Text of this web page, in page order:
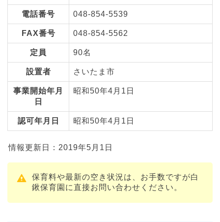
電話番号 048-854-5539
FAX番号 048-854-5562
定員 90名
設置者 さいたま市
事業開始年月
日
昭和50年4月1日
認可年月日 昭和50年4月1日
情報更新日：2019年5月1日
保育料や最新の空き状況は、お手数ですが白
鍬保育園に直接お問い合わせください。